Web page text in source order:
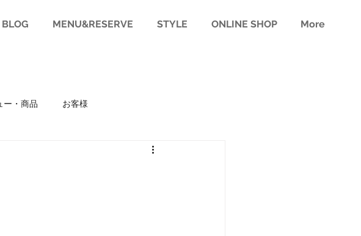
BLOG MENU&RESERVE STYLE ONLINE SHOP More
ー・商品 お客様